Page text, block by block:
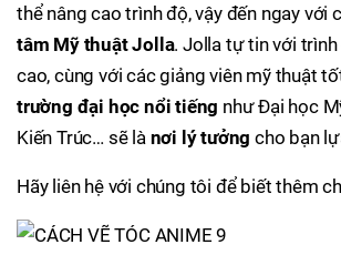
thể nâng cao trình độ, vậy đến ngay với
tâm Mỹ thuật Jolla. Jolla tự tin với
cao, cùng với các giảng viên mỹ thuật
trường đại học nổi tiếng như Đại học
Kiến Trúc… sẽ là nơi lý tưởng cho bạn
Hãy liên hệ với chúng tôi để biết thêm